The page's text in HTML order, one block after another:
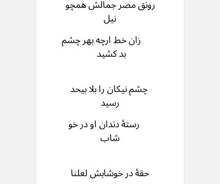
رونق مصر جمالش همچو
نیل
زان خط ارچه بهر چشم
بد کشید
چشم نیکان را بلا بیحد
رسید
رستۀ دندان او در خو
شاب
حقۀ در خوشابش لعلنا